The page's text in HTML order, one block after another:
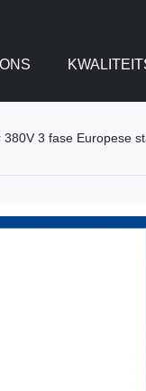
3 fase Europese